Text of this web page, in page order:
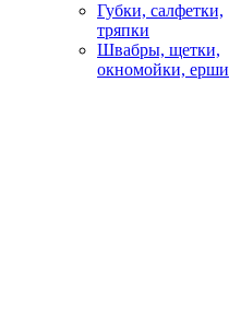
Губки, салфетки,
тряпки
Швабры, щетки,
окномойки, ерши